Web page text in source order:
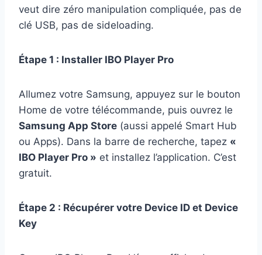
veut dire zéro manipulation compliquée, pas de
clé USB, pas de sideloading.
Étape 1 : Installer IBO Player Pro
Allumez votre Samsung, appuyez sur le bouton
Home de votre télécommande, puis ouvrez le
Samsung App Store (aussi appelé Smart Hub
ou Apps). Dans la barre de recherche, tapez «
IBO Player Pro » et installez l’application. C’est
gratuit.
Étape 2 : Récupérer votre Device ID et Device
Key